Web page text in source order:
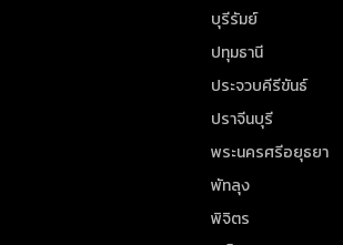
บุรีรัมย์
ปทุมธานี
ประจวบคีรีขันธ์
ปราจีนบุรี
พระนครศรีอยุธยา
พัทลุง
พิจิตร